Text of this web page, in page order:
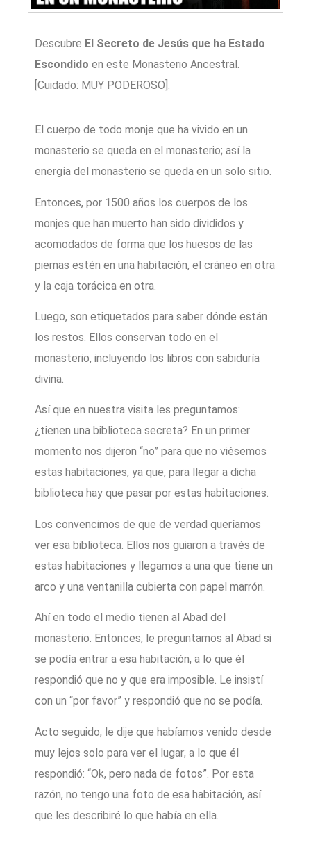
Descubre El Secreto de Jesús que ha Estado
Escondido en este Monasterio Ancestral.
[Cuidado: MUY PODEROSO].
El cuerpo de todo monje que ha vivido en un
monasterio se queda en el monasterio; así la
energía del monasterio se queda en un solo sitio.
Entonces, por 1500 años los cuerpos de los
monjes que han muerto han sido divididos y
acomodados de forma que los huesos de las
piernas estén en una habitación, el cráneo en otra
y la caja torácica en otra.
Luego, son etiquetados para saber dónde están
los restos. Ellos conservan todo en el
monasterio, incluyendo los libros con sabiduría
divina.
Así que en nuestra visita les preguntamos:
¿tienen una biblioteca secreta? En un primer
momento nos dijeron “no” para que no viésemos
estas habitaciones, ya que, para llegar a dicha
biblioteca hay que pasar por estas habitaciones.
Los convencimos de que de verdad queríamos
ver esa biblioteca. Ellos nos guiaron a través de
estas habitaciones y llegamos a una que tiene un
arco y una ventanilla cubierta con papel marrón.
Ahí en todo el medio tienen al Abad del
monasterio. Entonces, le preguntamos al Abad si
se podía entrar a esa habitación, a lo que él
respondió que no y que era imposible. Le insistí
con un “por favor” y respondió que no se podía.
Acto seguido, le dije que habíamos venido desde
muy lejos solo para ver el lugar; a lo que él
respondió: “Ok, pero nada de fotos”. Por esta
razón, no tengo una foto de esa habitación, así
que les describiré lo que había en ella.